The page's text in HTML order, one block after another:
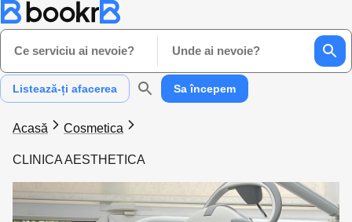
Ce serviciu ai nevoie? Unde ai nevoie?
Listează-ți afacerea Sa începem
Acasă Cosmetica
CLINICA AESTHETICA